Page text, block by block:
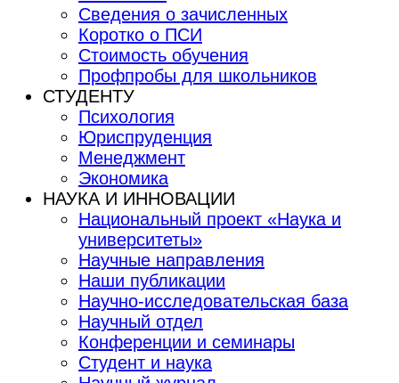
Сведения о зачисленных
Коротко о ПСИ
Стоимость обучения
Профпробы для школьников
СТУДЕНТУ
Психология
Юриспруденция
Менеджмент
Экономика
НАУКА И ИННОВАЦИИ
Национальный проект «Наука и
университеты»
Научные направления
Наши публикации
Научно-исследовательская база
Научный отдел
Конференции и семинары
Студент и наука